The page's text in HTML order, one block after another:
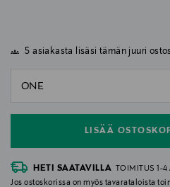
5 asiakasta lisäsi tämän juuri
LISÄÄ
HETI SAATAVILLA
TOIMITUS 1-
Jos ostoskorissa on myös tavarataloista